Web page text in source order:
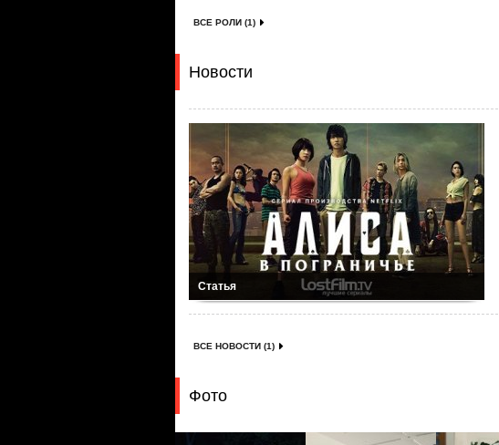
ВСЕ РОЛИ (1)
Новости
Статья
ВСЕ НОВОСТИ (1)
Фото